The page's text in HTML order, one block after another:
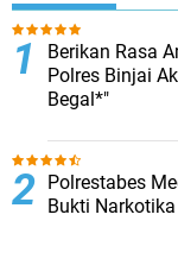
Berikan Rasa
Polres Binjai
Begal*"
Polrestabes
Bukti